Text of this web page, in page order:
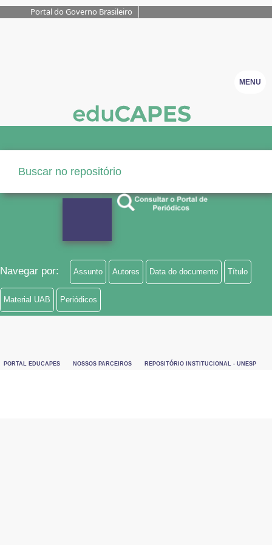
Portal do Governo Brasileiro
MENU
Navegar por: Assunto Autores Data do documento Título
Material UAB Periódicos
PORTAL EDUCAPES NOSSOS PARCEIROS REPOSITÓRIO INSTITUCIONAL - UNESP